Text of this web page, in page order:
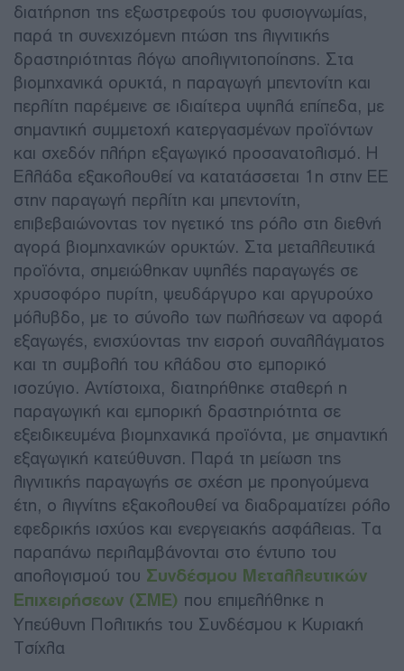
διατήρηση της εξωστρεφούς του φυσιογνωμίας,
παρά τη συνεχιζόμενη πτώση της λιγνιτικής
δραστηριότητας λόγω απολιγνιτοποίησης. Στα
βιομηχανικά ορυκτά, η παραγωγή μπεντονίτη και
περλίτη παρέμεινε σε ιδιαίτερα υψηλά επίπεδα, με
σημαντική συμμετοχή κατεργασμένων προϊόντων
και σχεδόν πλήρη εξαγωγικό προσανατολισμό. Η
Ελλάδα εξακολουθεί να κατατάσσεται 1η στην ΕΕ
στην παραγωγή περλίτη και μπεντονίτη,
επιβεβαιώνοντας τον ηγετικό της ρόλο στη διεθνή
αγορά βιομηχανικών ορυκτών. Στα μεταλλευτικά
προϊόντα, σημειώθηκαν υψηλές παραγωγές σε
χρυσοφόρο πυρίτη, ψευδάργυρο και αργυρούχο
μόλυβδο, με το σύνολο των πωλήσεων να αφορά
εξαγωγές, ενισχύοντας την εισροή συναλλάγματος
και τη συμβολή του κλάδου στο εμπορικό
ισοζύγιο. Αντίστοιχα, διατηρήθηκε σταθερή η
παραγωγική και εμπορική δραστηριότητα σε
εξειδικευμένα βιομηχανικά προϊόντα, με σημαντική
εξαγωγική κατεύθυνση. Παρά τη μείωση της
λιγνιτικής παραγωγής σε σχέση με προηγούμενα
έτη, ο λιγνίτης εξακολουθεί να διαδραματίζει ρόλο
εφεδρικής ισχύος και ενεργειακής ασφάλειας. Τα
παραπάνω περιλαμβάνονται στο έντυπο του
απολογισμού του Συνδέσμου Μεταλλευτικών
Επιχειρήσεων (ΣΜΕ) που επιμελήθηκε η
Υπεύθυνη Πολιτικής του Συνδέσμου κ Κυριακή
Τσίχλα